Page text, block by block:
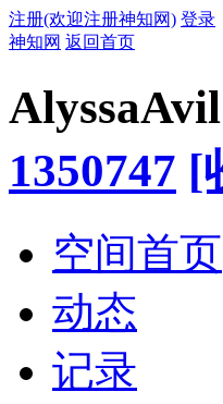
注册(欢迎注册神知网) 登录
神知网 返回首页
1350747 [
空间首页
动态
记录